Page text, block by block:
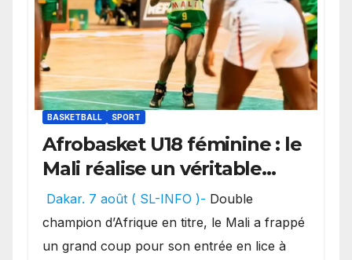
BASKETBALL SPORT
Afrobasket U18 féminine : le
Mali réalise un véritable
festival offensif et inflige
une lourde défaite au
Bénin.
Dakar. 7 août ( SL-INFO )- Double
champion d’Afrique en titre, le Mali a frappé
un grand coup pour son entrée en lice à